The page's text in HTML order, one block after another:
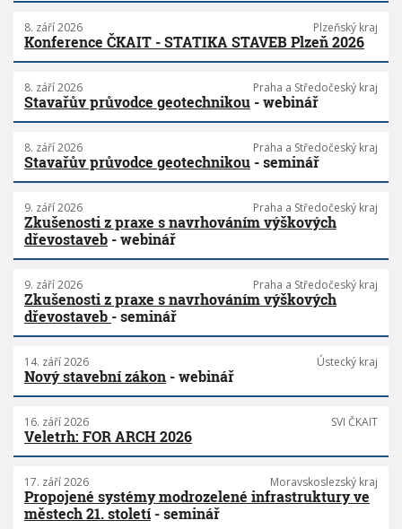
8. září 2026 Plzeňský kraj
Konference ČKAIT - STATIKA STAVEB Plzeň 2026
8. září 2026 Praha a Středočeský kraj
Stavařův průvodce geotechnikou - webinář
8. září 2026 Praha a Středočeský kraj
Stavařův průvodce geotechnikou - seminář
9. září 2026 Praha a Středočeský kraj
Zkušenosti z praxe s navrhováním výškových
dřevostaveb - webinář
9. září 2026 Praha a Středočeský kraj
Zkušenosti z praxe s navrhováním výškových
dřevostaveb - seminář
14. září 2026 Ústecký kraj
Nový stavební zákon - webinář
16. září 2026 SVI ČKAIT
Veletrh: FOR ARCH 2026
17. září 2026 Moravskoslezský kraj
Propojené systémy modrozelené infrastruktury ve
městech 21. století- seminář